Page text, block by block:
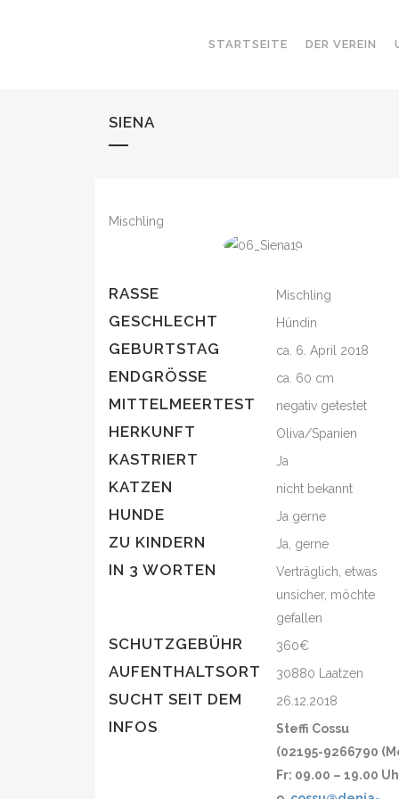
STARTSEITE DER VEREIN
SIENA
Mischling
RASSE Mischling
GESCHLECHT Hündin
GEBURTSTAG ca. 6. April 2018
ENDGRÖSSE ca. 60 cm
MITTELMEERTEST negativ getestet
HERKUNFT Oliva/Spanien
KASTRIERT Ja
KATZEN nicht bekannt
HUNDE Ja gerne
ZU KINDERN Ja, gerne
IN 3 WORTEN
Verträglich, etwas
unsicher, möchte
gefallen
SCHUTZGEBÜHR 360€
AUFENTHALTSORT 30880 Laatzen
SUCHT SEIT DEM 26.12.2018
INFOS
Steffi Cossu
(02195-9266790
Fr: 09.00 – 19.00